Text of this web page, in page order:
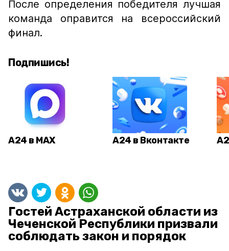
После определения победителя лучшая
команда оправится на всероссийский
финал.
Подпишись!
А24 в MAX А24 в Вконтакте
Гостей Астраханской области из
Чеченской Республики призвали
соблюдать закон и порядок